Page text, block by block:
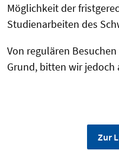
Möglichkeit der
Studienarbeiten des
Von regulären
Grund, bitten wir jedoch
Zur